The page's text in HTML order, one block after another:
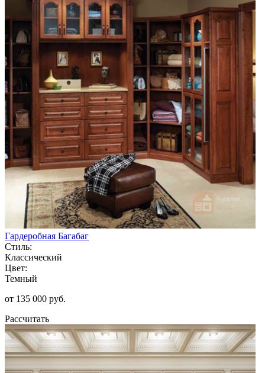
Гардеробная Багабаг
Стиль:
Классический
Цвет:
Темный
от 135 000 руб.
Рассчитать